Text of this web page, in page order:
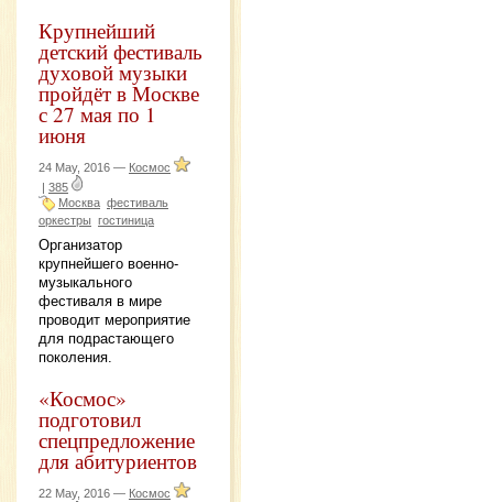
Крупнейший
детский фестиваль
духовой музыки
пройдёт в Москве
с 27 мая по 1
июня
24 May, 2016 — Космос
385
Москва фестиваль
оркестры гостиница
Организатор
крупнейшего военно-
музыкального
фестиваля в мире
проводит мероприятие
для подрастающего
поколения.
«Космос»
подготовил
спецпредложение
для абитуриентов
22 May, 2016 — Космос